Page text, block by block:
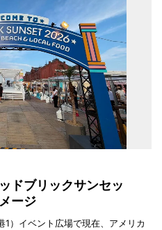
ドブリックサンセッ
ージ
）イベント広場で現在、アメリカ